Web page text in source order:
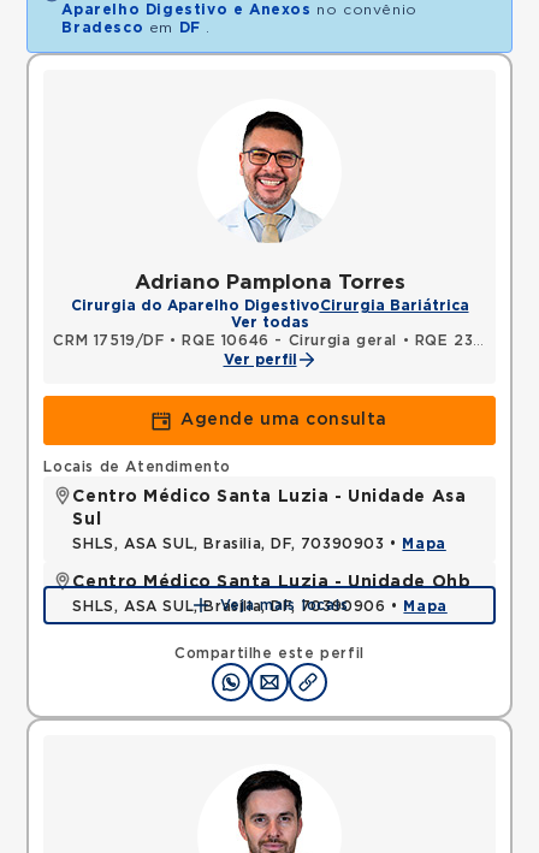
Aparelho Digestivo e Anexos no convênio
Bradesco em DF
Adriano Pamplona Torres
Cirurgia do Aparelho DigestivoCirurgia Bariátrica
Ver todas
CRM 17519/DF • RQE 10646 - Cirurgia geral •
RQE 23761 - Cirurgia do aparelho digestivo
Ver perfil
Agende uma consulta
Compartilhe este perfil
Locais de Atendimento
Centro Médico Santa Luzia - Unidade Asa
Sul
SHLS, ASA SUL, Brasilia, DF, 70390903 • Mapa
Centro Médico Santa Luzia - Unidade Ohb
SHLS, ASA SUL, Brasilia, DF, 70390906 • Mapa
Veja mais locais